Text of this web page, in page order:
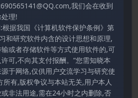
我们会在收到
理!
据我国《计算机软件保护条例》第
和研究软件内含的设计思想和原理,
或者存储软件等方式使用软件的,可
可,不向其支付报酬。”您需知晓本
于网络,仅供用户交流学习与研究使
所有,版权争议与本站无关,用户本人
非法用途,需在24小时之内删除,否